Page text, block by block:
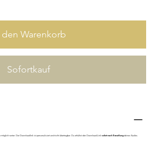
den Warenkorb
Sofortkauf
möglich runter. Der Downloadlink ist personalisiert und nicht übertragbar. Du erhältst den Download-Linksofort nach Bezahlungdeines Kaufes.